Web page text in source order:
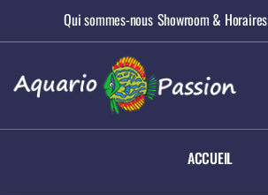
Qui sommes-nous Showroom & Horaires
ACCUEIL